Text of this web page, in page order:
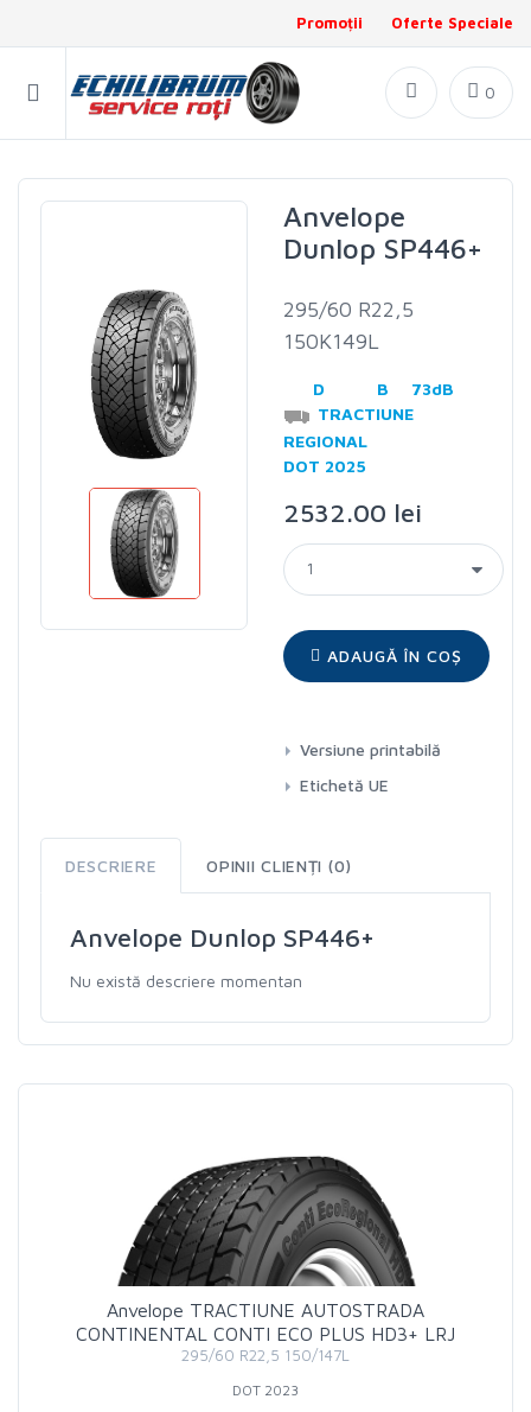
Promoții Oferte Speciale
0
Anvelope
Dunlop SP446+
295/60 R22,5
150K149L
D B
73dB
TRACTIUNE
REGIONAL
DOT 2025
2532.00 lei
ADAUGĂ ÎN COȘ
Versiune printabilă
Etichetă UE
DESCRIERE OPINII CLIENȚI (0)
Anvelope Dunlop SP446+
Nu există descriere momentan
Anvelope TRACTIUNE AUTOSTRADA
CONTINENTAL CONTI ECO PLUS HD3+ LRJ
295/60 R22,5 150/147L
DOT 2023